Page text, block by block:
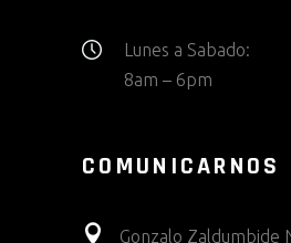
Lunes a Sabado:
8am – 6pm
COMUNICARNOS
Gonzalo Zaldumbide